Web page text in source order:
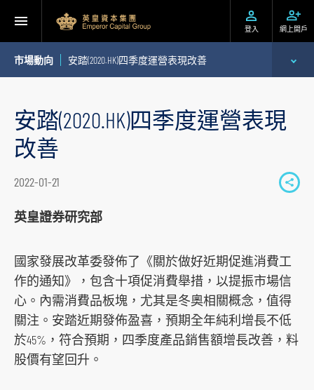
登入 網上開戶
市場動向 安踏(2020.HK)四季度運營表現改善
個股推介
安踏(2020.HK)四季度運營表現
改善
2022-01-21
S
e
t
o
s
o
英皇證券研究部
國家發展改革委發佈了《關於做好近期促進消費工
作的通知》，包含十項促消費舉措，以提振市場信
心。內需消費品板塊，尤其是冬奧相關概念，值得
關注。安踏近期發佈盈喜，預期全年純利增長不低
於45%，符合預期，四季度產品銷售額增長改善，料
股價有望回升。